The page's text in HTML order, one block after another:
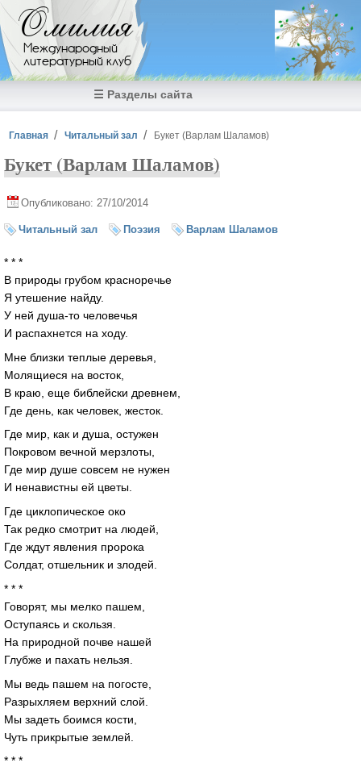
Перейти к основному содержанию
Омилия
Международный
литературный клуб
☰ Разделы сайта
Вы здесь
Главная Читальный зал Букет (Варлам Шаламов)
Букет (Варлам Шаламов)
Опубликовано: 27/10/2014
Читальный зал Поэзия Варлам Шаламов
* * *
В природы грубом красноречье
Я утешение найду.
У ней душа-то человечья
И распахнется на ходу.
Мне близки теплые деревья,
Молящиеся на восток,
В краю, еще библейски древнем,
Где день, как человек, жесток.
Где мир, как и душа, остужен
Покровом вечной мерзлоты,
Где мир душе совсем не нужен
И ненавистны ей цветы.
Где циклопическое око
Так редко смотрит на людей,
Где ждут явления пророка
Солдат, отшельник и злодей.
* * *
Говорят, мы мелко пашем,
Оступаясь и скользя.
На природной почве нашей
Глубже и пахать нельзя.
Мы ведь пашем на погосте,
Разрыхляем верхний слой.
Мы задеть боимся кости,
Чуть прикрытые землей.
* * *